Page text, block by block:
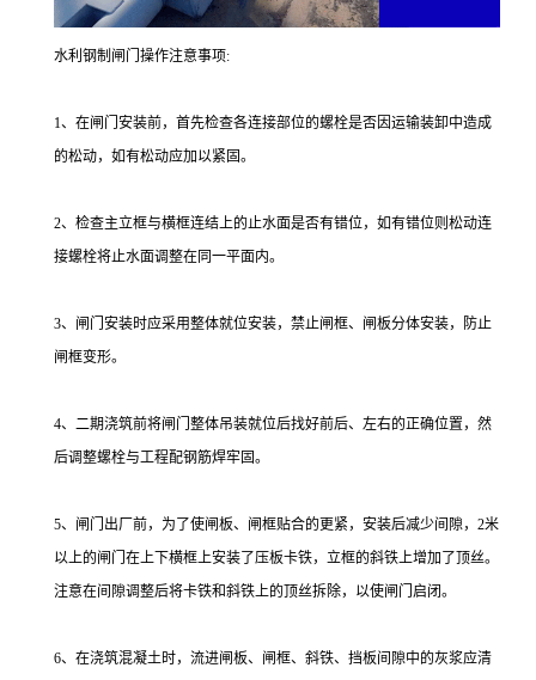
水利钢制闸门操作注意事项:
1、在闸门安装前，首先检查各连接部位的螺栓是否因运输装卸中造成
的松动，如有松动应加以紧固。
2、检查主立框与横框连结上的止水面是否有错位，如有错位则松动连
接螺栓将止水面调整在同一平面内。
3、闸门安装时应采用整体就位安装，禁止闸框、闸板分体安装，防止
闸框变形。
4、二期浇筑前将闸门整体吊装就位后找好前后、左右的正确位置，然
后调整螺栓与工程配钢筋焊牢固。
5、闸门出厂前，为了使闸板、闸框贴合的更紧，安装后减少间隙，2米
以上的闸门在上下横框上安装了压板卡铁，立框的斜铁上增加了顶丝。
注意在间隙调整后将卡铁和斜铁上的顶丝拆除，以使闸门启闭。
6、在浇筑混凝土时，流进闸板、闸框、斜铁、挡板间隙中的灰浆应清